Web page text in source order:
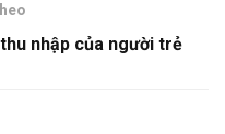
nhập của người trẻ